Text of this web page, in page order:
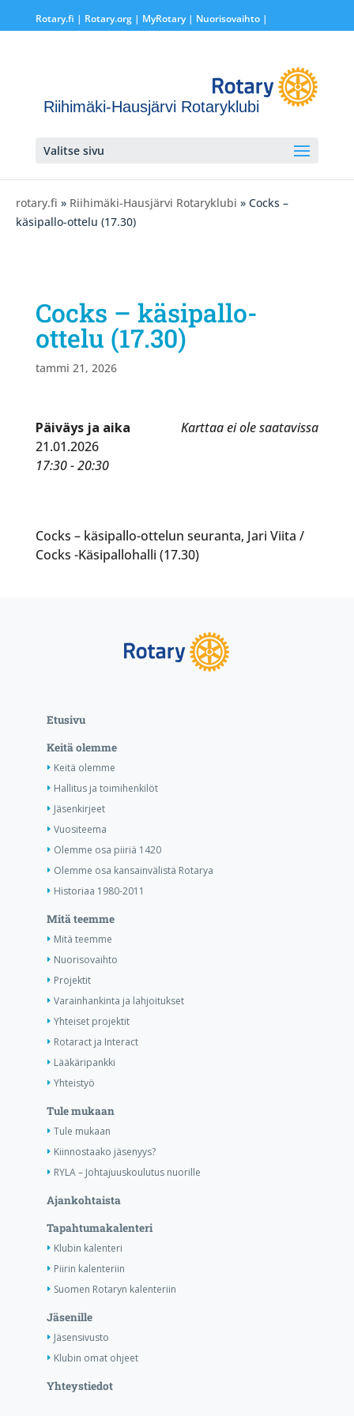
Rotary.fi | Rotary.org| MyRotary | Nuorisovaihto|
Riihimäki-Hausjärvi Rotaryklubi
Valitse sivu
rotary.fi » Riihimäki-Hausjärvi Rotaryklubi » Cocks –
käsipallo-ottelu (17.30)
Cocks – käsipallo-
ottelu (17.30)
tammi 21, 2026
Karttaa ei ole saatavissa
Päiväys ja aika
21.01.2026
17:30 - 20:30
Cocks – käsipallo-ottelun seuranta, Jari Viita /
Cocks -Käsipallohalli (17.30)
Etusivu
Keitä olemme
Keitä olemme
Hallitus ja toimihenkilöt
Jäsenkirjeet
Vuositeema
Olemme osa piiriä 1420
Olemme osa kansainvälistä Rotarya
Historiaa 1980-2011
Mitä teemme
Mitä teemme
Nuorisovaihto
Projektit
Varainhankinta ja lahjoitukset
Yhteiset projektit
Rotaract ja Interact
Lääkäripankki
Yhteistyö
Tule mukaan
Tule mukaan
Kiinnostaako jäsenyys?
RYLA – Johtajuuskoulutus nuorille
Ajankohtaista
Tapahtumakalenteri
Klubin kalenteri
Piirin kalenteriin
Suomen Rotaryn kalenteriin
Jäsenille
Jäsensivusto
Klubin omat ohjeet
Yhteystiedot